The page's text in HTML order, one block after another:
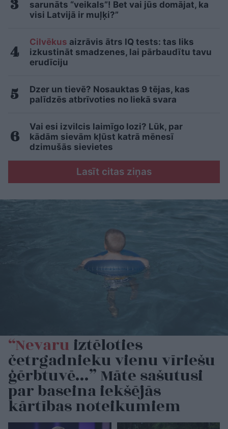
sarunāts “veikals”! Bet vai jūs domājat, ka
visi Latvijā ir muļķi?”
Cilvēkus aizrāvis ātrs IQ tests: tas liks
izkustināt smadzenes, lai pārbaudītu tavu
erudīciju
Dzer un tievē? Nosauktas 9 tējas, kas
palīdzēs atbrīvoties no liekā svara
Vai esi izvilcis laimīgo lozi? Lūk, par
kādām sievām kļūst katrā mēnesī
dzimušās sievietes
Lasīt citas ziņas
“Nevaruiztēloties
četrgadnieku vienu vīriešu
ģērbtuvē…” Māte sašutusi
par baseina iekšējās
kārtības noteikumiem